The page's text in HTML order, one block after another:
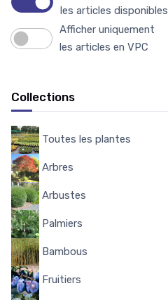
les articles disponibles
Afficher uniquement
les articles en VPC
Collections
Toutes les plantes
Arbres
Arbustes
Palmiers
Bambous
Fruitiers